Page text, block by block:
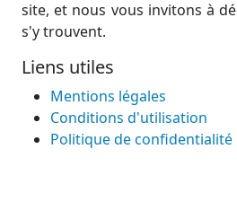
site, et nous vous invitons à
s'y trouvent.
Liens utiles
Mentions légales
Conditions d'utilisation
Politique de confidentialité